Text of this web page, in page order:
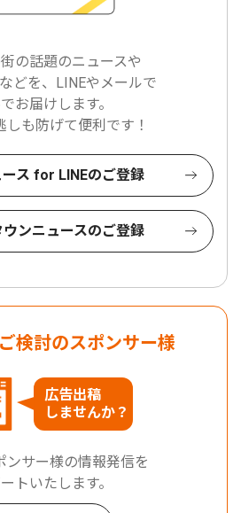
の話題のニュースや
どを、LINEやメールで
お届けします。
しも防げて便利です！
ス for LINEのご登録
ウンニュースのご登録
検討のスポンサー様
広告出稿
しませんか？
ンサー様の情報発信を
トいたします。